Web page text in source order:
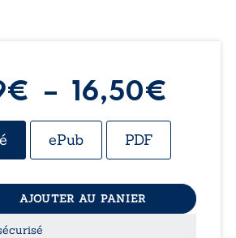
€ – 16,50€
de
ePub PDF
AJOUTER AU PANIER